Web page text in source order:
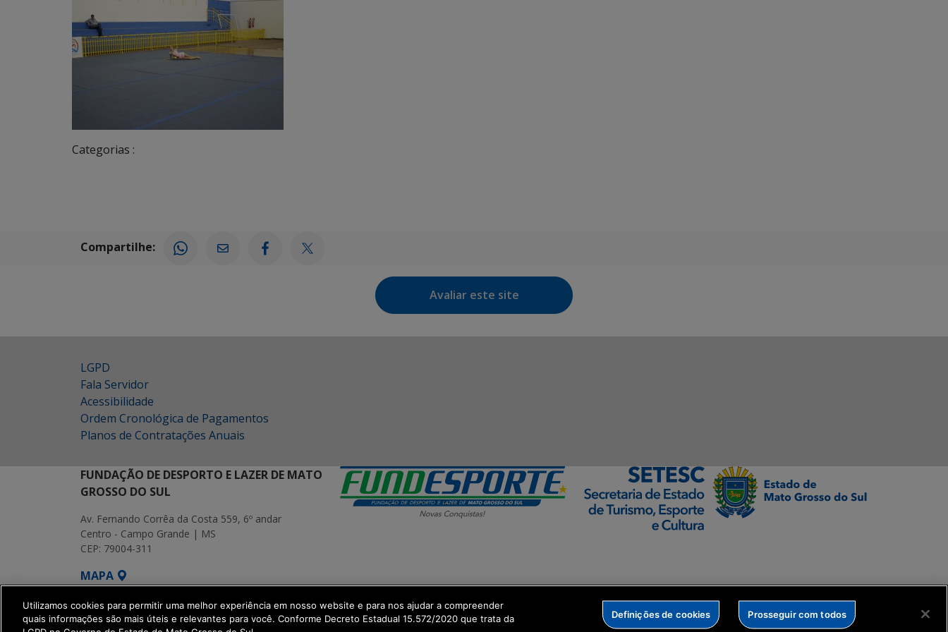
Categorias :
Compartilhe:
Avaliar este site
LGPD
Fala Servidor
Acessibilidade
Ordem Cronológica de Pagamentos
Planos de Contratações Anuais
FUNDAÇÃO DE DESPORTO E LAZER DE MATO
GROSSO DO SUL
Av. Fernando Corrêa da Costa 559, 6º andar
Centro - Campo Grande | MS
CEP: 79004-311
MAPA
SETDIG | Secretaria-Executiva de Transformação Digital
Utilizamos cookies para permitir uma melhor experiência em nosso website e para nos ajudar a compreender
quais informações são mais úteis e relevantes para você. Conforme Decreto Estadual 15.572/2020 que trata da
Definições de cookies Prosseguir com todos